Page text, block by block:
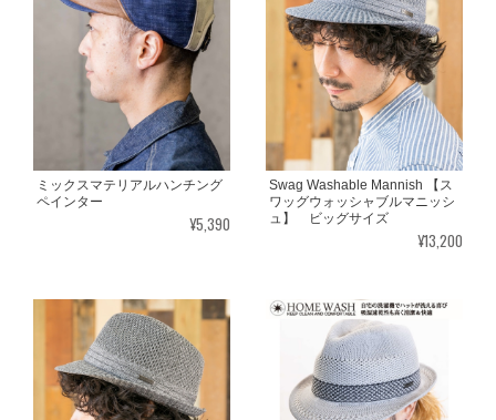
ミックスマテリアルハンチング
ペインター
¥5,390
Swag Washable Mannish 【ス
ワッグウォッシャブルマニッシ
ュ】 ビッグサイズ
¥13,200